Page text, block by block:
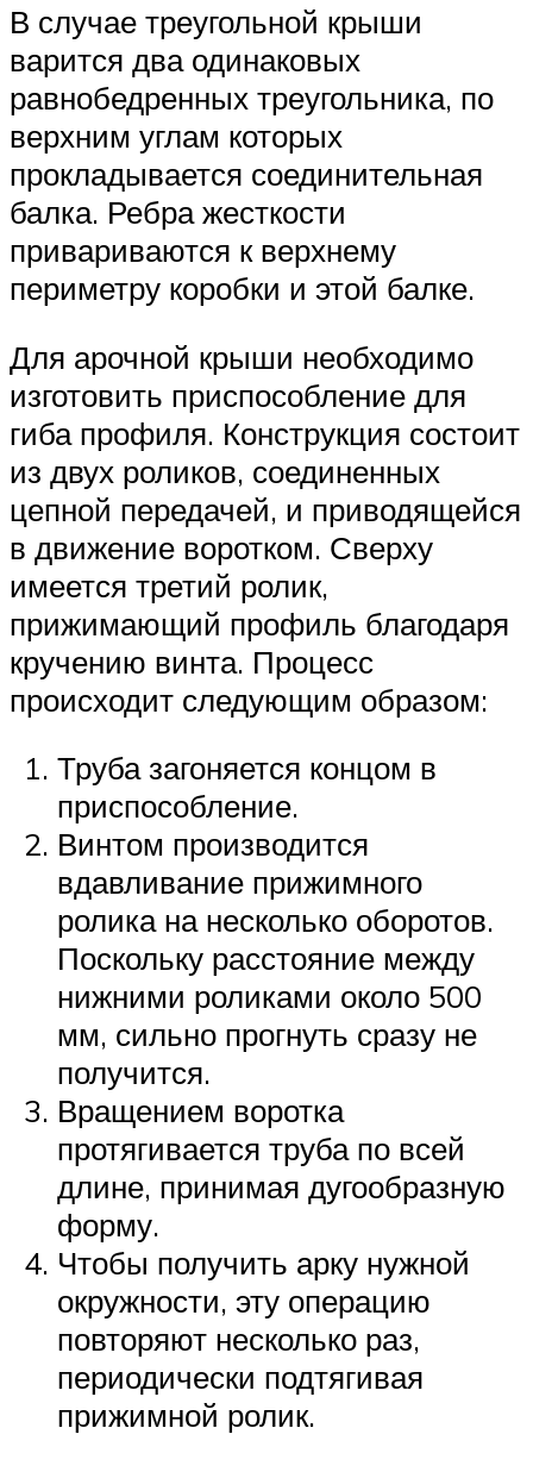
В случае треугольной крыши
варится два одинаковых
равнобедренных треугольника, по
верхним углам которых
прокладывается соединительная
балка. Ребра жесткости
привариваются к верхнему
периметру коробки и этой балке.
Для арочной крыши необходимо
изготовить приспособление для
гиба профиля. Конструкция состоит
из двух роликов, соединенных
цепной передачей, и приводящейся
в движение воротком. Сверху
имеется третий ролик,
прижимающий профиль благодаря
кручению винта. Процесс
происходит следующим образом:
Труба загоняется концом в
приспособление.
Винтом производится
вдавливание прижимного
ролика на несколько оборотов.
Поскольку расстояние между
нижними роликами около 500
мм, сильно прогнуть сразу не
получится.
Вращением воротка
протягивается труба по всей
длине, принимая дугообразную
форму.
Чтобы получить арку нужной
окружности, эту операцию
повторяют несколько раз,
периодически подтягивая
прижимной ролик.